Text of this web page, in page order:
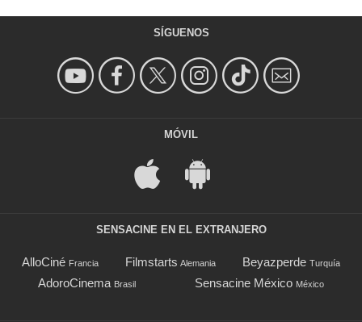
SÍGUENOS
MÓVIL
SENSACINE EN EL EXTRANJERO
AlloCiné Francia Filmstarts Alemania Beyazperde Turquía
AdoroCinema Brasil Sensacine México México